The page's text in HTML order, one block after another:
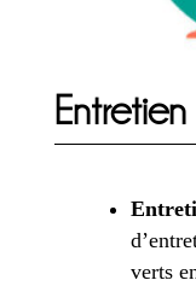
Entretien
verts